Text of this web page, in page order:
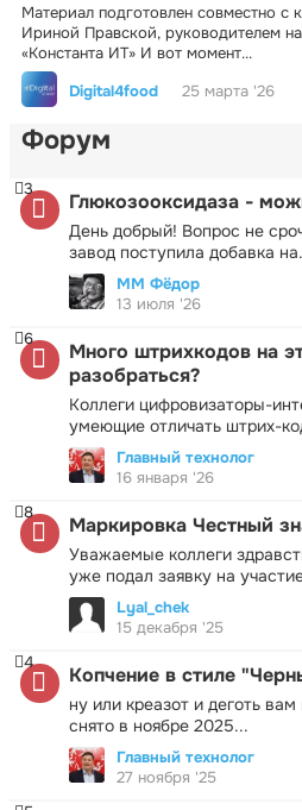
Материал подготовлен совместно
Ириной Правской, руководителем
«Константа ИТ» И вот момент...
Digital4food
25 марта '26
Форум
Глюкозооксидаза -
День добрый! Вопрос не
завод поступила добавка
3
ММ Фёдор
13 июля '26
Много штрихкодов на
разобраться?
Коллеги цифровизаторы-
умеющие отличать штрих-
6
Главный технолог
16 января '26
Маркировка Честный
Уважаемые коллеги
уже подал заявку на
8
Lyal_chek
15 декабря '25
Копчение в стиле
ну или креазот и деготь
снято в ноябре 2025...
4
Главный технолог
27 ноября '25